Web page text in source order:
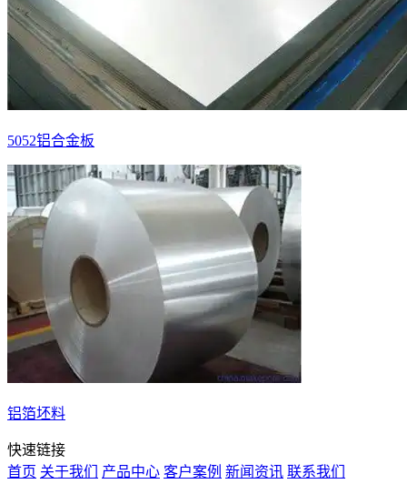
5052铝合金板
铝箔坯料
快速链接
首页 关于我们 产品中心 客户案例 新闻资讯 联系我们